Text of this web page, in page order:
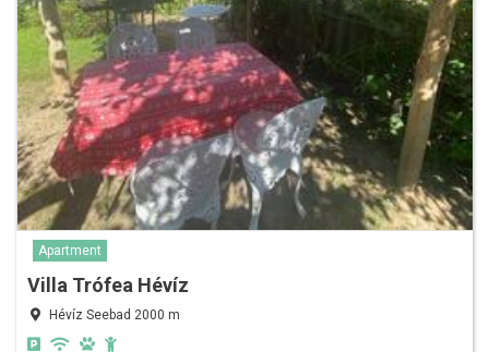
Apartment
Villa Trófea Hévíz
Hévíz Seebad 2000 m